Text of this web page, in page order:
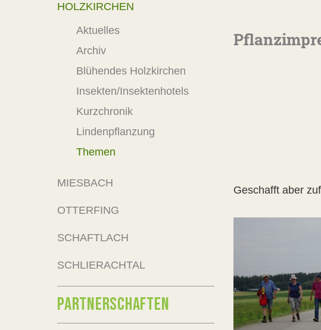
Geschafft aber
HOLZKIRCHEN
Aktuelles
Archiv
Blühendes Holzkirchen
Insekten/Insektenhotels
Kurzchronik
Lindenpflanzung
Themen
MIESBACH
OTTERFING
SCHAFTLACH
SCHLIERACHTAL
PARTNERSCHAFTEN